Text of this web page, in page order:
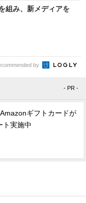
組み、新メディアを
by
- PR -
ギフトカードが
ト実施中